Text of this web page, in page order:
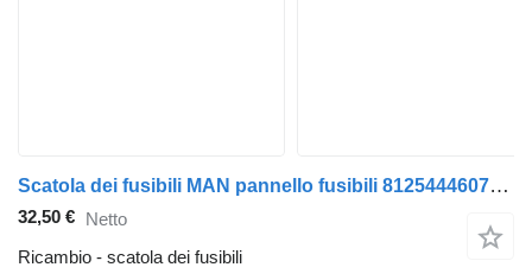
Scatola dei fusibili MAN pannello fusibili 81254446074 per camion MAN TGA 26.430
32,50 € Netto
Ricambio - scatola dei fusibili